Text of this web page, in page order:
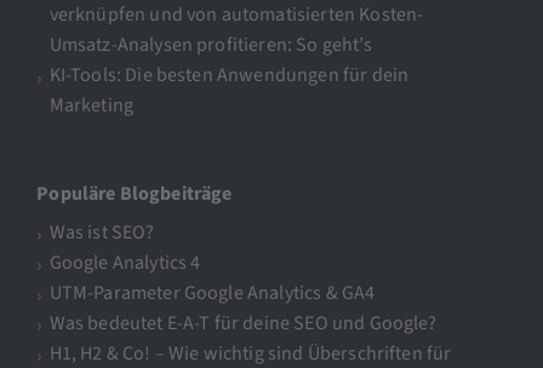
verknüpfen und von automatisierten Kosten-
Umsatz-Analysen profitieren: So geht’s
KI-Tools: Die besten Anwendungen für dein
Marketing
Populäre Blogbeiträge
Was ist SEO?
Google Analytics 4
UTM-Parameter Google Analytics & GA4
Was bedeutet E-A-T für deine SEO und Google?
H1, H2 & Co! – Wie wichtig sind Überschriften für